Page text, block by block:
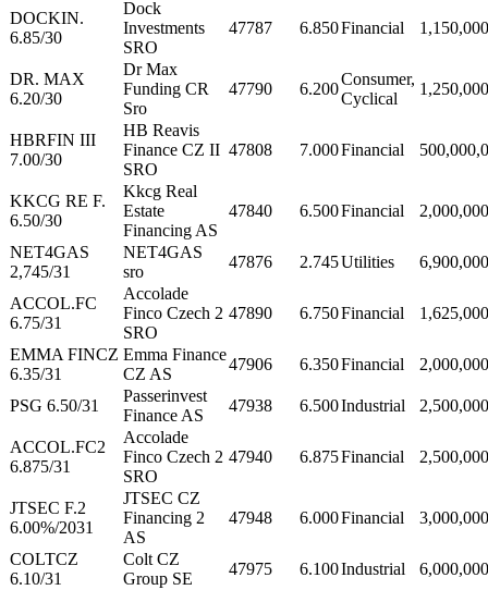
DOCKIN.
6.85/30
Dock
Investments
SRO
47787 6.850Financial
DR. MAX
6.20/30
Dr Max
Funding CR
Sro
47790 6.200
Consumer,
Cyclical
HBRFIN III
7.00/30
HB Reavis
Finance CZ II
SRO
47808 7.000Financial
KKCG RE F.
6.50/30
Kkcg Real
Estate
Financing AS
47840 6.500Financial
NET4GAS
2,745/31
NET4GAS
sro
47876 2.745Utilities
ACCOL.FC
6.75/31
Accolade
Finco Czech 2
SRO
47890 6.750Financial
EMMA FINCZ
6.35/31
Emma Finance
CZ AS
47906 6.350Financial
PSG 6.50/31
Passerinvest
Finance AS
47938 6.500Industrial
ACCOL.FC2
6.875/31
Accolade
Finco Czech 2
SRO
47940 6.875Financial
JTSEC F.2
6.00%/2031
JTSEC CZ
Financing 2
AS
47948 6.000Financial
COLTCZ
6.10/31
Colt CZ
Group SE
47975 6.100Industrial